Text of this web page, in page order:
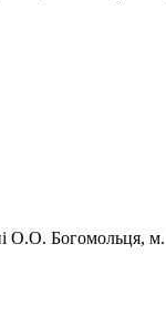
Богомольця,